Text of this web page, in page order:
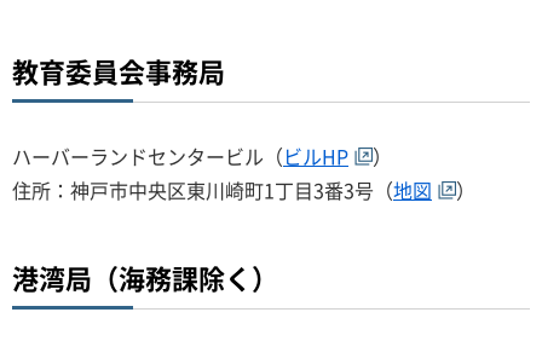
教育委員会事務局
ハーバーランドセンタービル（ビルHP
）
住所：神戸市中央区東川崎町1丁目3番3号（地図 ）
港湾局（海務課除く）